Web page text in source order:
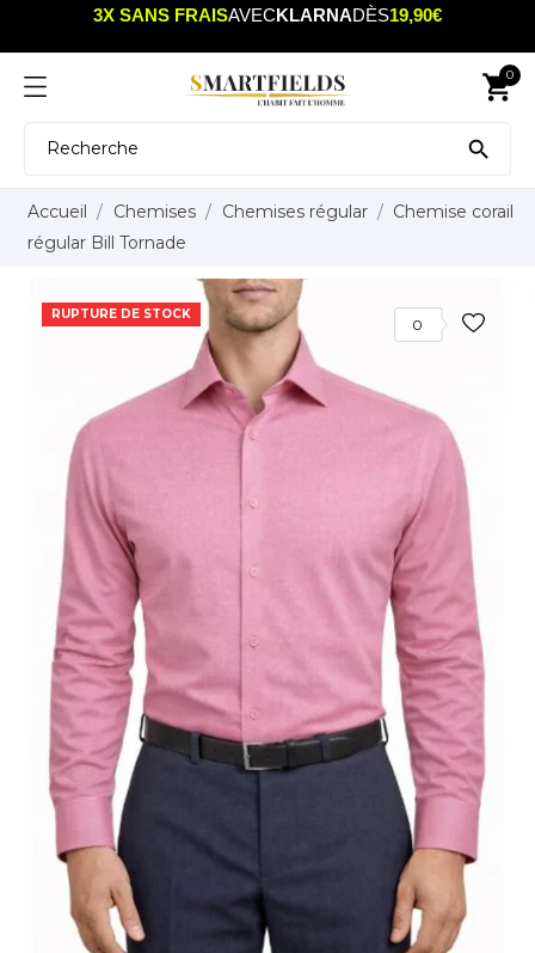
3X SANS FRAISAVECKLARNADÈS19,90€
shopping_cart
0

Accueil Chemises Chemises régular
Chemise corail
régular Bill Tornade
RUPTURE DE STOCK
0